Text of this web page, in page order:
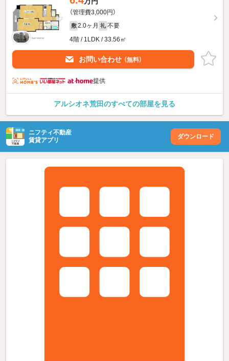
（管理費3,000円）
敷 2.0ヶ月 礼 不要
4階 / 1LDK / 33.56㎡
お問い合わせ （無料）
提供
アルシオネ荒田のすべての部屋を見る
ニフティ不動産
賃貸アプリ
ダウンロード